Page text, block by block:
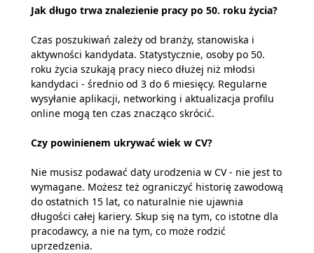
Jak długo trwa znalezienie pracy po 50. roku życia?
Czas poszukiwań zależy od branży, stanowiska i
aktywności kandydata. Statystycznie, osoby po 50.
roku życia szukają pracy nieco dłużej niż młodsi
kandydaci - średnio od 3 do 6 miesięcy. Regularne
wysyłanie aplikacji, networking i aktualizacja profilu
online mogą ten czas znacząco skrócić.
Czy powinienem ukrywać wiek w CV?
Nie musisz podawać daty urodzenia w CV - nie jest to
wymagane. Możesz też ograniczyć historię zawodową
do ostatnich 15 lat, co naturalnie nie ujawnia
długości całej kariery. Skup się na tym, co istotne dla
pracodawcy, a nie na tym, co może rodzić
uprzedzenia.